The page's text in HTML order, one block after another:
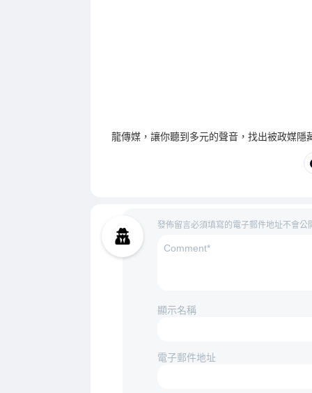
龍傳媒，讓你聽到多元的聲音，找出被政媒
發佈留言必須填寫的電子郵件地址不會公
顯示名稱
電子郵件地址